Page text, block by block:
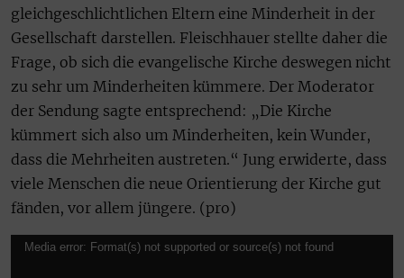
gleichgeschlichtlichen Eltern eine Minderheit in der
Gesellschaft darstellen. Fleischhauer stellte daher die
Frage, ob sich die evangelische Kirche deswegen nicht
zu sehr um Minderheiten kümmere. Der Moderator
der Sendung sagte entsprechend: „Die Kirche
kümmert sich also um Minderheiten, kein Wunder,
dass die Mehrheiten austreten.“ Jung erwiderte, dass
viele Menschen die neue Orientierung der Kirche gut
fänden, vor allem jüngere. (pro)
Media error: Format(s) not supported or source(s) not found